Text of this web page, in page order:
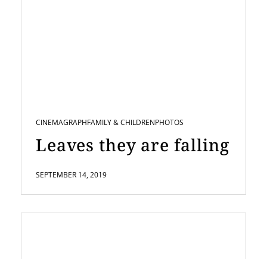
CINEMAGRAPHFAMILY & CHILDRENPHOTOS
Leaves they are falling
SEPTEMBER 14, 2019